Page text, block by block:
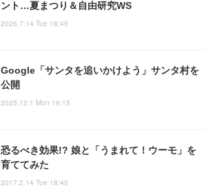
ント…夏まつり＆自由研究WS
2026.7.14 Tue 18:45
Google「サンタを追いかけよう」サンタ村を
公開
2025.12.1 Mon 19:15
恐るべき効果!? 娘と「うまれて！ウーモ」を
育ててみた
2017.2.14 Tue 18:45